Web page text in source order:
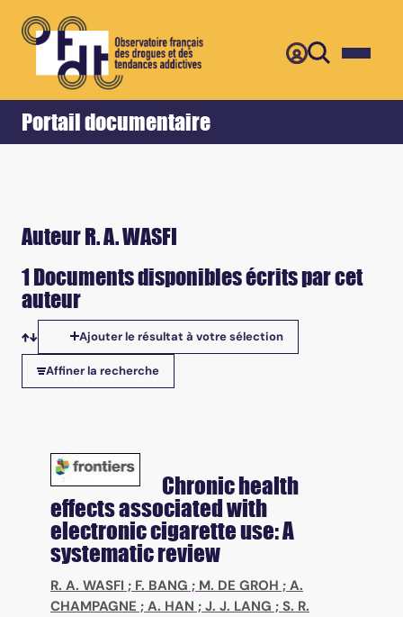
Portail documentaire
Accueil Retour
Auteur R. A. WASFI
1 Documents disponibles écrits par cet
auteur
Tris disponibles
Ajouter le résultat à votre sélection
Affiner la recherche
Chronic health
effects associated with
electronic cigarette use: A
systematic review
R. A. WASFI ; F. BANG ; M. DE GROH ; A.
CHAMPAGNE ; A. HAN ; J. J. LANG ; S. R.